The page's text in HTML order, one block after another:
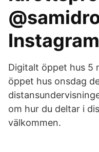
Digitalt öppet hus 5
öppet hus onsdag
om hur du deltar i
välkommen.